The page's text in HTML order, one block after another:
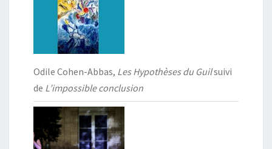
Odile Cohen-Abbas, Les Hypothèses du Guilsuivi
de L’impossible conclusion